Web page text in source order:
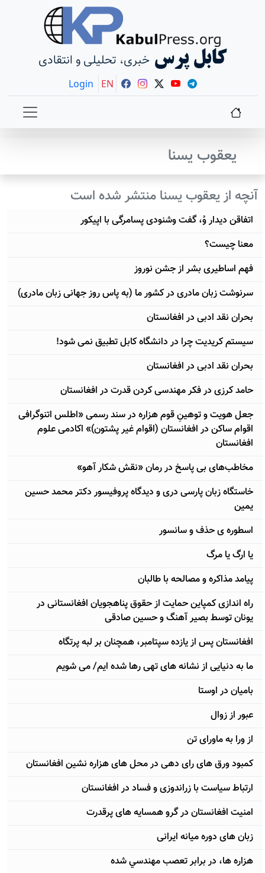
کابل پرس خبری، تحلیلی و انتقادی
Login EN
یعقوب یسنا
آنچه از یعقوب یسنا منتشر شده است
اتفاقن دیدار وُ، گفت وشنودی پسامرگی با اپیکور
معنا چیست؟
فهم اساطیری بشر از جشن نوروز
سرنوشت زبان مادری در کشور ما (به پاس روز جهانی زبان مادری)
بحران نقد ادبی در افغانستان
سیستم کریدیت چرا در دانشگاه کابل تطبیق نمی شود!
بحران نقد ادبی در افغانستان
حامد کرزی در فکر مهندسی کردن قدرت در افغانستان
جعل هویت و توهینِ قوم هزاره در سند رسمی «اطلس اتنوگرافی
اقوام ساکن در افغانستان (اقوام غیر پشتون)» اکادمی علوم
افغانستان
مخاطب‌های بی پاسخ در رمان «نقش شكار آهو»
خاستگاه زبان پارسی دری و ديدگاه پروفيسور دكتر محمد حسين
يمين
اسطوره ی حذف و سانسور
یا ارگ یا مرگ
پيامد مذاكره و مصالحه با طالبان
راه اندازی كمپاين حمايت از حقوق پناهجویان افغانستانی در
يونان توسط بصير آهنگ و حسين صادقی
افغانستان پس از يازده سپتامبر، همچنان بر لبه پرتگاه
ما به دنيايی از نشانه های تهی رها شده ايم/ می شويم
باميان در اوستا
عبور از زوال
از ورا به ماورای تن
کمبود ورق های رای دهی در محل های هزاره نشین افغانستان
ارتباط سیاست با زراندوزی و فساد در افغانستان
امنیت افغانستان در گرو همسایه های پرقدرت
زبان های دوره میانه ایرانی
هزاره ها، در برابر تعصب مهندسي شده